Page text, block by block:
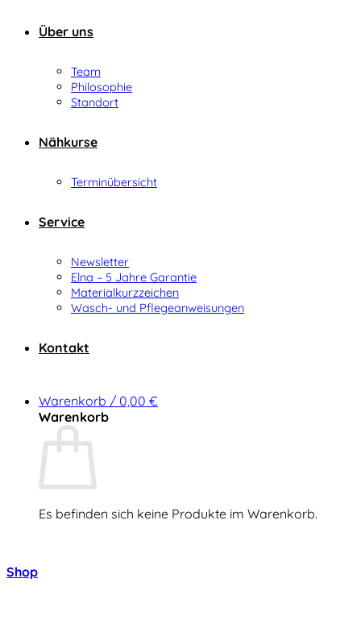
Über uns
Team
Philosophie
Standort
Nähkurse
Terminübersicht
Service
Newsletter
Elna – 5 Jahre Garantie
Materialkurzzeichen
Wasch- und Pflegeanweisungen
Kontakt
Warenkorb / 0,00 €
Warenkorb
Es befinden sich keine Produkte im Warenkorb.
Shop